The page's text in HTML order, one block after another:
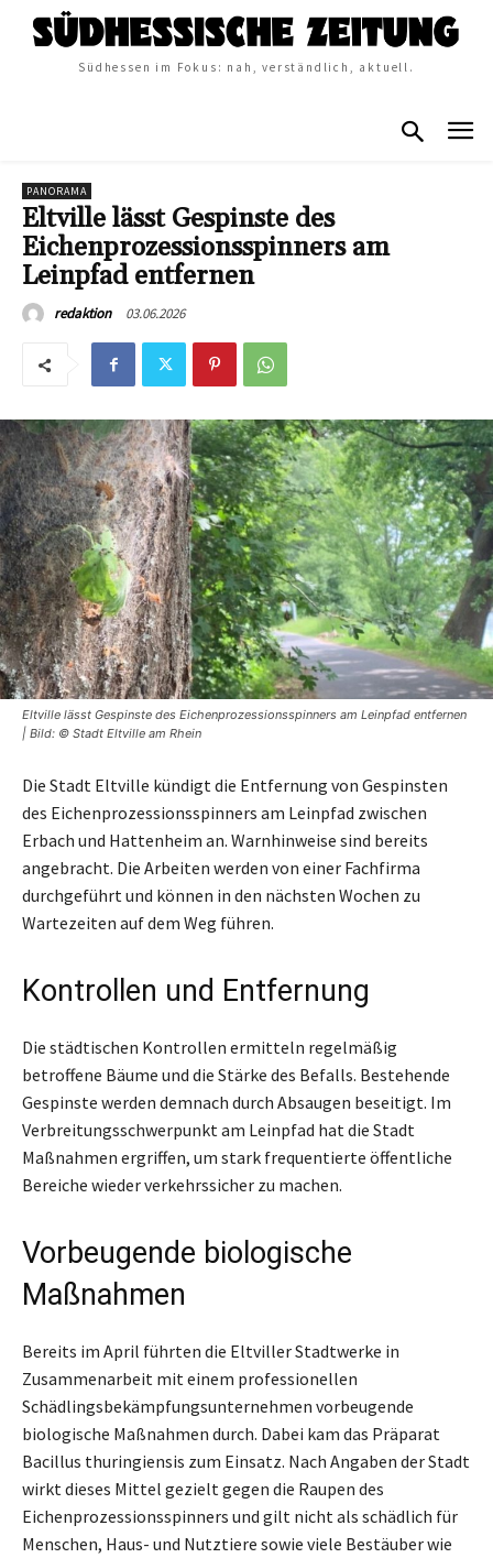
Südhessen im Fokus: nah, verständlich, aktuell.
PANORAMA
Eltville lässt Gespinste des
Eichenprozessionsspinners am
Leinpfad entfernen
redaktion 03.06.2026
Eltville lässt Gespinste des Eichenprozessionsspinners am Leinpfad entfernen
| Bild: © Stadt Eltville am Rhein
Die Stadt Eltville kündigt die Entfernung von Gespinsten
des Eichenprozessionsspinners am Leinpfad zwischen
Erbach und Hattenheim an. Warnhinweise sind bereits
angebracht. Die Arbeiten werden von einer Fachfirma
durchgeführt und können in den nächsten Wochen zu
Wartezeiten auf dem Weg führen.
Kontrollen und Entfernung
Die städtischen Kontrollen ermitteln regelmäßig
betroffene Bäume und die Stärke des Befalls. Bestehende
Gespinste werden demnach durch Absaugen beseitigt. Im
Verbreitungsschwerpunkt am Leinpfad hat die Stadt
Maßnahmen ergriffen, um stark frequentierte öffentliche
Bereiche wieder verkehrssicher zu machen.
Vorbeugende biologische
Maßnahmen
Bereits im April führten die Eltviller Stadtwerke in
Zusammenarbeit mit einem professionellen
Schädlingsbekämpfungsunternehmen vorbeugende
biologische Maßnahmen durch. Dabei kam das Präparat
Bacillus thuringiensis zum Einsatz. Nach Angaben der Stadt
wirkt dieses Mittel gezielt gegen die Raupen des
Eichenprozessionsspinners und gilt nicht als schädlich für
Menschen, Haus- und Nutztiere sowie viele Bestäuber wie